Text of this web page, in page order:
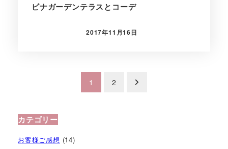
ビナガーデンテラスとコーデ
投稿日
2017年11月16日
の
ペ
1 2
カテゴリー
お客様ご感想 (14)